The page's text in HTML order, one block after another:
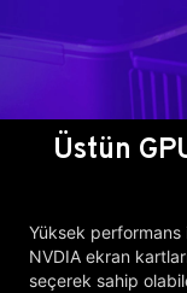
Üstün
Yüksek
NVDIA ekran
seçerek sahip